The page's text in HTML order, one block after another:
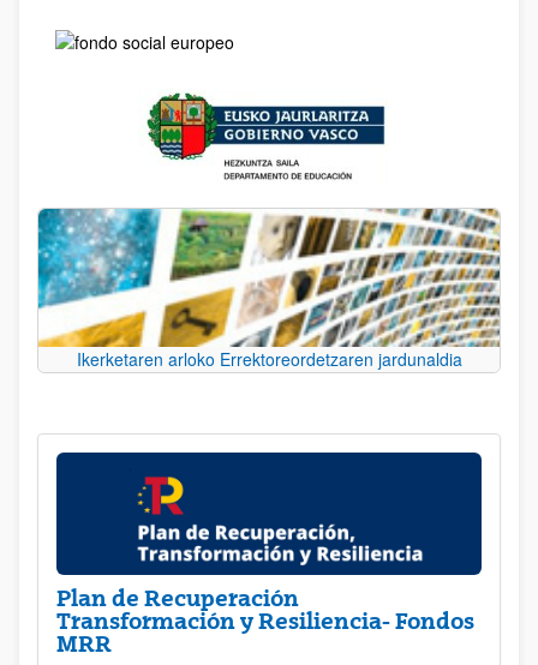
Ikerketaren arloko Errektoreordetzaren jardunaldia
Plan de Recuperación
Transformación y Resiliencia- Fondos
MRR